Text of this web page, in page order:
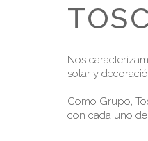
Nos
solar y
Como Grupo,
con cada uno